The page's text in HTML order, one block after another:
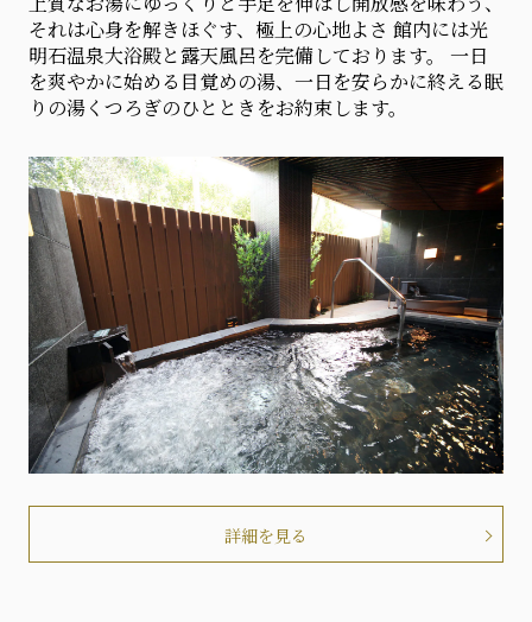
それは心身を解きほぐす、極上の心地よさ 館内には光
明石温泉大浴殿と露天風呂を完備しております。 一日
を爽やかに始める目覚めの湯、一日を安らかに終える眠
りの湯くつろぎのひとときをお約束します。
詳細を見る